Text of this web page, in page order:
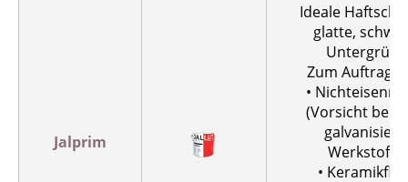
Jalprim
Ideale
glatte,
Zum
•
(Vorsicht bei
•